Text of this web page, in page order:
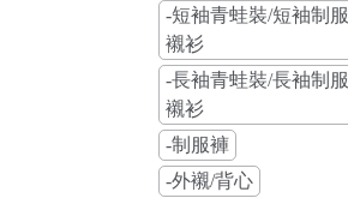
-短袖青蛙裝/短袖制服
襯衫
-長袖青蛙裝/長袖制服
襯衫
-制服褲
-外襯/背心